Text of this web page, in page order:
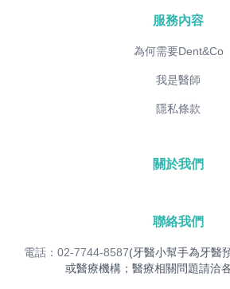
服務內容
為何需要Dent&Co
我是醫師
隱私條款
關於我們
聯絡我們
電話：02-7744-8587(牙醫小幫手為牙醫
或醫療機構；醫療相關問題請洽